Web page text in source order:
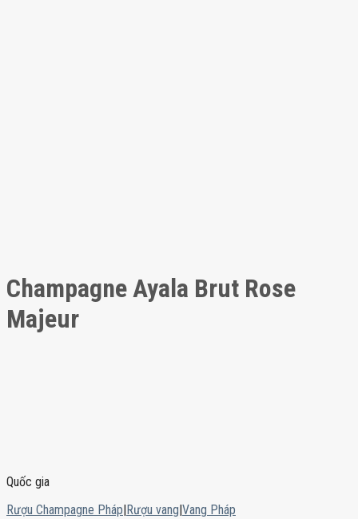
Champagne Ayala Brut Rose
Majeur
Quốc gia
Rượu Champagne Pháp|Rượu vang|Vang Pháp